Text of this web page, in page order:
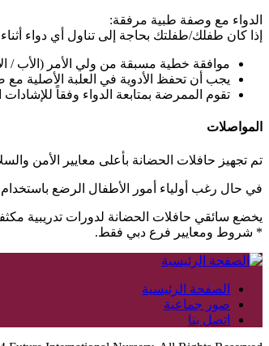
الدواء مع وصفة طبية مرفقة:
إذا كان طفلك/طفلتك بحاجة إلى تناول أي دواء
موافقة خطية مسبقة من ولي الأمر (الأب /
يجب أن تحفظ الأدوية في العلبة الأصلية مع
تقوم الممرضة بمتابعة الدواء وفقاً
المواصلات
تم تجهيز حافلات الحضانة بأعلى معايير الأمن
في حال رغب أولياء أمور الأطفال الرضع
يخضع سائقي حافلات الحضانة لدورات تدريبية
* شروط ومعايير فرع دبي فقط.
الصفحة الرئيسية
صور جماعية
اتصل بنا